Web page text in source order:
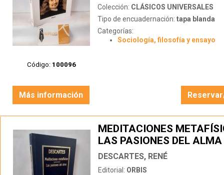
Código: 100096
Colección: CLÁSICOS UNIVERSALES
Tipo de encuadernación: tapa blanda
Categorías:
Sociología, filosofía y ensayo
Más información
MEDITACIONES
LAS PASIONES DEL ALMA
DESCARTES, RENÉ
Editorial: ORBIS